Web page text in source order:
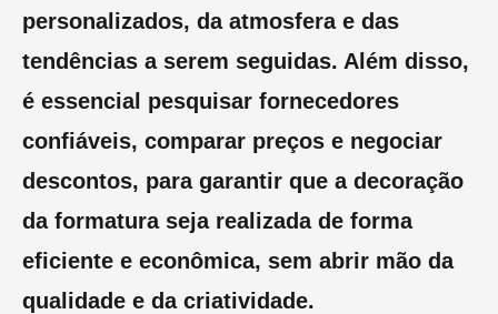
personalizados, da atmosfera e das
tendências a serem seguidas. Além disso,
é essencial pesquisar fornecedores
confiáveis, comparar preços e negociar
descontos, para garantir que a decoração
da formatura seja realizada de forma
eficiente e econômica, sem abrir mão da
qualidade e da criatividade.